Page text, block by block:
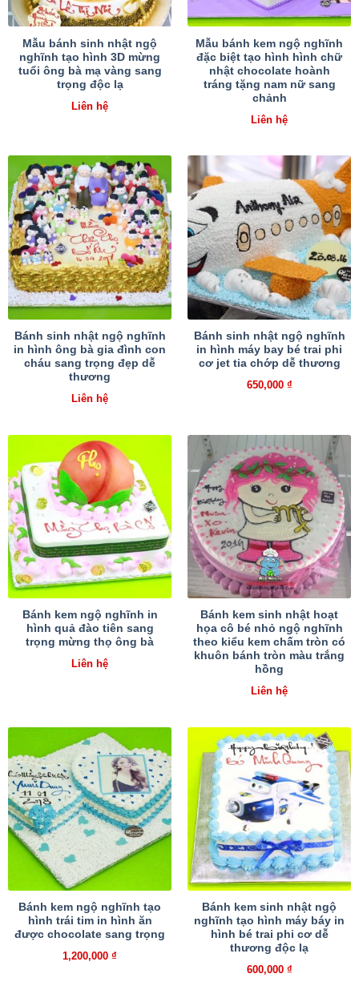
Mẫu bánh sinh nhật ngộ
nghĩnh tạo hình 3D mừng
tuổi ông bà mạ vàng sang
trọng độc lạ
Liên hệ
Mẫu bánh kem ngộ nghĩnh
đặc biệt tạo hình hình chữ
nhật chocolate hoành
tráng tặng nam nữ sang
chảnh
Liên hệ
Bánh sinh nhật ngộ nghĩnh
in hình ông bà gia đình con
cháu sang trọng đẹp dễ
thương
Liên hệ
Bánh sinh nhật ngộ nghĩnh
in hình máy bay bé trai phi
cơ jet tia chớp dễ thương
650,000 ₫
Bánh kem ngộ nghĩnh in
hình quả đào tiên sang
trọng mừng thọ ông bà
Liên hệ
Bánh kem sinh nhật hoạt
họa cô bé nhỏ ngộ nghĩnh
theo kiểu kem chấm tròn có
khuôn bánh tròn màu trắng
hồng
Liên hệ
Bánh kem ngộ nghĩnh tạo
hình trái tim in hình ăn
được chocolate sang trọng
1,200,000 ₫
Bánh kem sinh nhật ngộ
nghĩnh tạo hình máy báy in
hình bé trai phi cơ dễ
thương độc lạ
600,000 ₫